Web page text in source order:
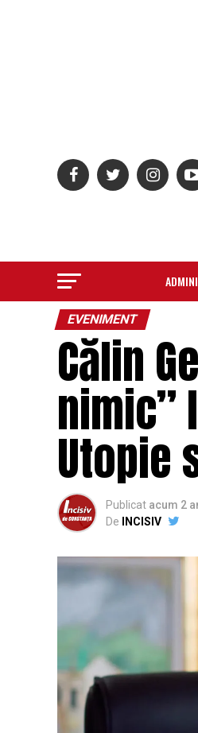
EVENIMENT
Călin
nimic”
Utopie
Publicat acum 2
De
INCISIV